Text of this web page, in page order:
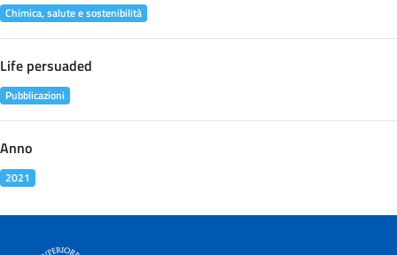
Chimica, salute e sostenibilità
Life persuaded
Pubblicazioni
Anno
2021